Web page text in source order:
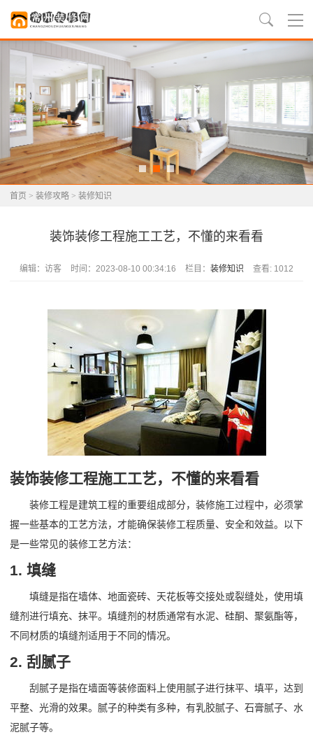
首页 > 装修攻略 > 装修知识
装饰装修工程施工工艺，不懂的来看看
编辑：访客 时间：2023-08-10 00:34:16 栏目： 装修知识 查看: 1012
装饰装修工程施工工艺，不懂的来看看
装修工程是建筑工程的重要组成部分，装修施工过程中，必须掌
握一些基本的工艺方法，才能确保装修工程质量、安全和效益。以下
是一些常见的装修工艺方法：
1. 填缝
填缝是指在墙体、地面瓷砖、天花板等交接处或裂缝处，使用填
缝剂进行填充、抹平。填缝剂的材质通常有水泥、硅酮、聚氨酯等，
不同材质的填缝剂适用于不同的情况。
2. 刮腻子
刮腻子是指在墙面等装修面料上使用腻子进行抹平、填平，达到
平整、光滑的效果。腻子的种类有多种，有乳胶腻子、石膏腻子、水
泥腻子等。